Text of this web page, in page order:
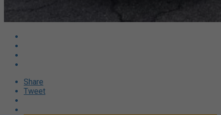
Share
Tweet